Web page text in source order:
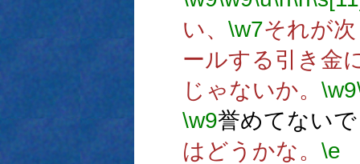
い、 \w7それが
ールする引き金
じゃないか。 \w9
\w9誉めてない
はどうかな。 \e